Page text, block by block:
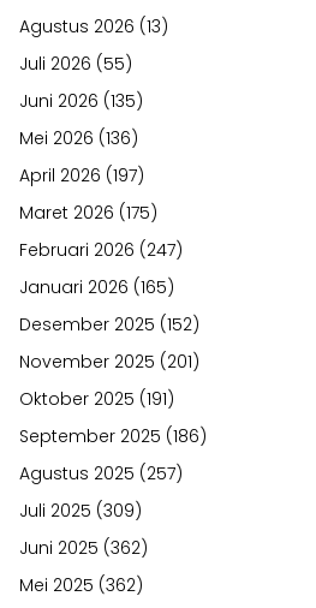
Agustus 2026 (13)
Juli 2026 (55)
Juni 2026 (135)
Mei 2026 (136)
April 2026 (197)
Maret 2026 (175)
Februari 2026 (247)
Januari 2026 (165)
Desember 2025 (152)
November 2025 (201)
Oktober 2025 (191)
September 2025 (186)
Agustus 2025 (257)
Juli 2025 (309)
Juni 2025 (362)
Mei 2025 (362)